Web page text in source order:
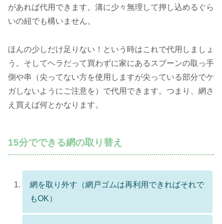
があれば代用できます。溝に少々無理して押し込めるぐら
いの紐でも構いません。
ほんの少しだけ足りない！という時はこれで代用しましょ
う。そしてヘラだって買わずに家にあるスプーンの取っ手
側や串（尖ってない方を使用しますが尖っている部分でケ
ガしないようにご注意を）で代用できます。つまり、網さ
え買えば何とかなります。
15分でできる網の取り替え
網を取り外す（網戸ゴムは再利用できればそれで
もOK）